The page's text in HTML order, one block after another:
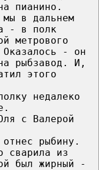
пианино.
в дальнем
- в полк
метрового
- он
рыбзавод. И,
этого
недалеко
с Валерой
рыбину.
сварила из
был жирный -